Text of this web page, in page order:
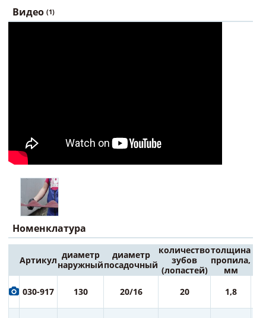
Видео (1)
Номенклатура
Артикул диаметр
наружный
диаметр
посадочный
количество
зубов
(лопастей)
толщина
пропила,
мм
030-917 130 20/16 20 1,8